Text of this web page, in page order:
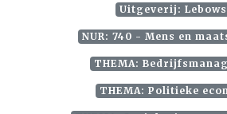
Uitgeverij:
NUR: 740 - Mens en
THEMA:
THEMA: Politieke